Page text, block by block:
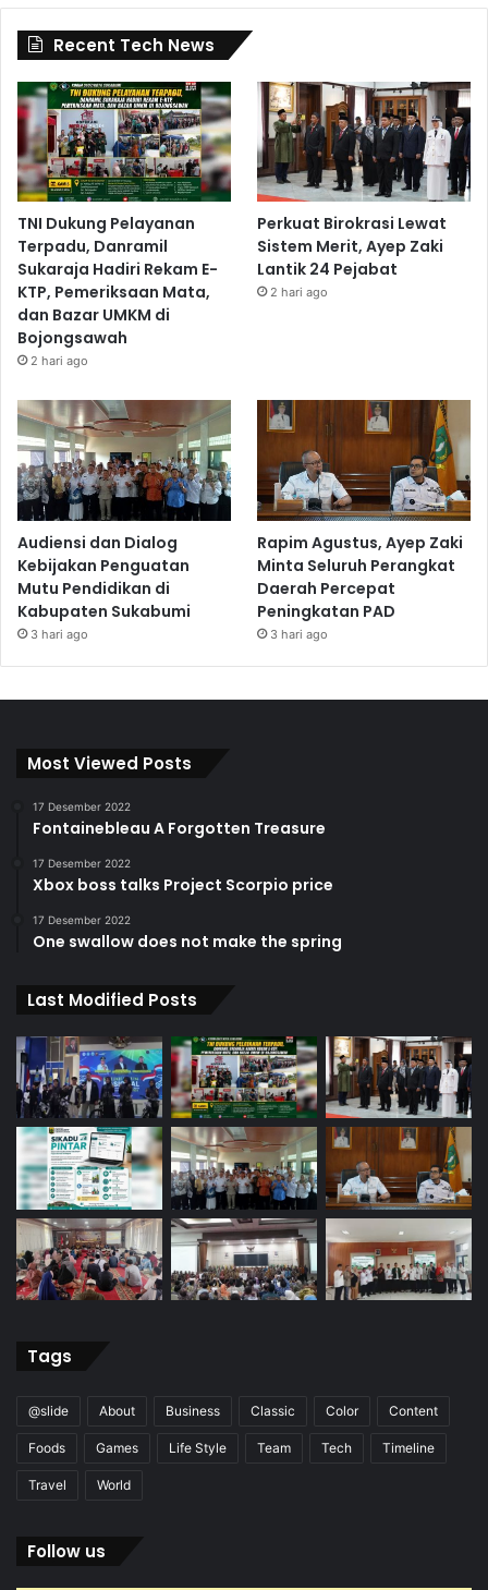
Recent Tech News
TNI Dukung Pelayanan
Terpadu, Danramil
Sukaraja Hadiri Rekam E-
KTP, Pemeriksaan Mata,
dan Bazar UMKM di
Bojongsawah
2 hari ago
Perkuat Birokrasi Lewat
Sistem Merit, Ayep Zaki
Lantik 24 Pejabat
2 hari ago
Audiensi dan Dialog
Kebijakan Penguatan
Mutu Pendidikan di
Kabupaten Sukabumi
3 hari ago
Rapim Agustus, Ayep Zaki
Minta Seluruh Perangkat
Daerah Percepat
Peningkatan PAD
3 hari ago
Most Viewed Posts
17 Desember 2022
Fontainebleau A Forgotten Treasure
17 Desember 2022
Xbox boss talks Project Scorpio price
17 Desember 2022
One swallow does not make the spring
Last Modified Posts
Tags
@slide About Business Classic Color Content
Foods Games Life Style Team Tech Timeline
Travel World
Follow us